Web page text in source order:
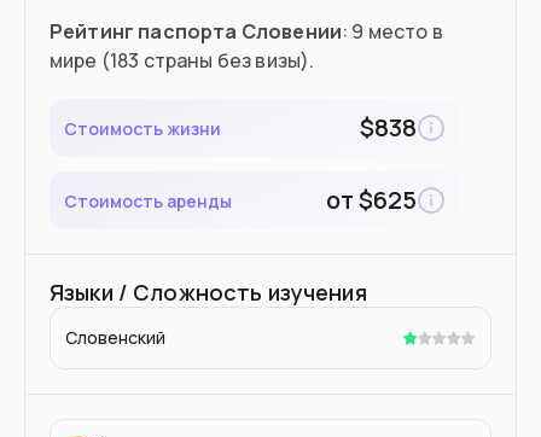
Рейтинг паспорта Словении: 9 место в
мире (183 страны без визы).
Стоимость жизни $838
Стоимость аренды от$625
Языки / Сложность изучения
Словенский